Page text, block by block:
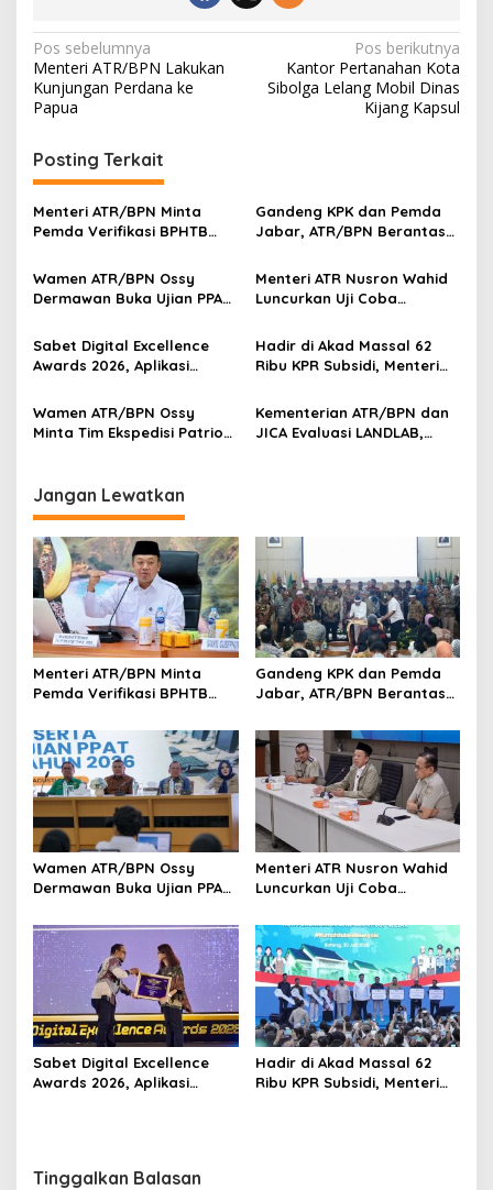
Navigasi
pos
Pos sebelumnya
Menteri ATR/BPN Lakukan
Kunjungan Perdana ke
Papua
Pos berikutnya
Kantor Pertanahan Kota
Sibolga Lelang Mobil Dinas
Kijang Kapsul
Posting Terkait
Menteri ATR/BPN Minta
Pemda Verifikasi BPHTB
Bakal Diintegrasikan
Gandeng KPK dan Pemda
Jabar, ATR/BPN Berantas
Lahan
Wamen ATR/BPN Ossy
Dermawan Buka Ujian PPAT
Menteri ATR Nusron Wahid
Luncurkan Uji Coba
Hari Mulai 17 Agustus
Sabet Digital Excellence
Awards 2026, Aplikasi
Raih Top Public Service App
Hadir di Akad Massal 62
Ribu KPR Subsidi, Menteri
Beri Kepastian Hukum
Wamen ATR/BPN Ossy
Minta Tim Ekspedisi Patriot
Transmigrasi
Kementerian ATR/BPN dan
JICA Evaluasi LANDLAB,
Jangan Lewatkan
Menteri ATR/BPN Minta
Pemda Verifikasi BPHTB
Bakal Diintegrasikan
Gandeng KPK dan Pemda
Jabar, ATR/BPN Berantas
Lahan
Wamen ATR/BPN Ossy
Dermawan Buka Ujian PPAT
Menteri ATR Nusron Wahid
Luncurkan Uji Coba
Hari Mulai 17 Agustus
Sabet Digital Excellence
Awards 2026, Aplikasi
Hadir di Akad Massal 62
Ribu KPR Subsidi, Menteri
Tinggalkan Balasan